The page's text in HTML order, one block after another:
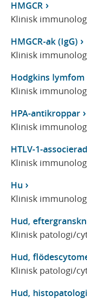
HMGCR
Klinisk
HMGCR-ak (IgG)
Klinisk
Hodgkins lymfom
Klinisk
HPA-antikroppar
Klinisk
HTLV-1-
Klinisk
Hu
Klinisk
Hud,
Klinisk patologi/
Hud,
Klinisk patologi/
Hud,